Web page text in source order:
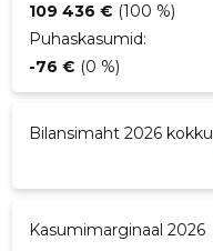
109 436 € (100 %)
Puhaskasumid:
-76 € (0 %)
Bilansimaht 2026 kokku
Kasumimarginaal 2026